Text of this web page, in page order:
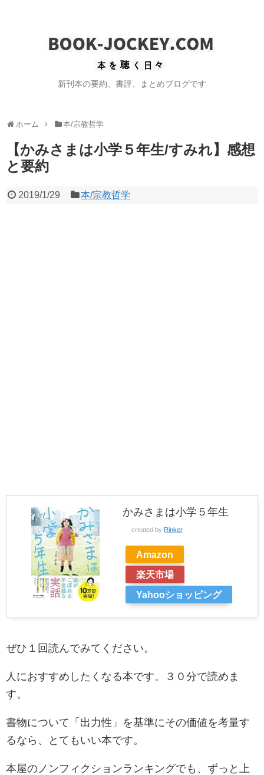
新刊本の要約、書評、まとめブログです
ホーム 本/宗教哲学
【かみさまは小学５年生/すみれ】感想
と要約
2019/1/29 本/宗教哲学
かみさまは小学５年生
created by Rinker
Amazon
楽天市場
Yahooショッピング
ぜひ１回読んでみてください。
人におすすめしたくなる本です。３０分で読めま
す。
書物について「出力性」を基準にその価値を考量す
るなら、とてもいい本です。
本屋のノンフィクションランキングでも、ずっと上